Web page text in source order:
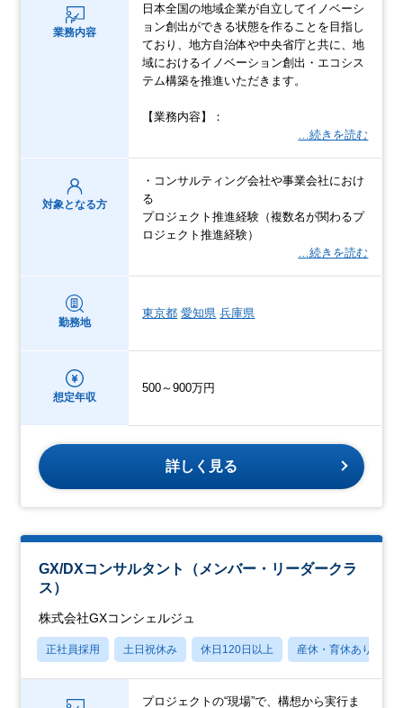
業務内容
日本全国の地域企業が自立してイノベーシ
ョン創出ができる状態を作ることを目指し
ており、地方自治体や中央省庁と共に、地
域におけるイノベーション創出・エコシス
テム構築を推進いただきます。
【業務内容】：
…続きを読む
対象となる方
・コンサルティング会社や事業会社におけ
る
プロジェクト推進経験（複数名が関わるプ
ロジェクト推進経験）
…続きを読む
勤務地
東京都 愛知県 兵庫県
想定年収
500～900万円
詳しく見る
GX/DXコンサルタント（メンバー・リーダークラ
ス）
株式会社GXコンシェルジュ
正社員採用 土日祝休み 休日120日以上 産休・育休あり
プロジェクトの“現場”で、構想から実行ま